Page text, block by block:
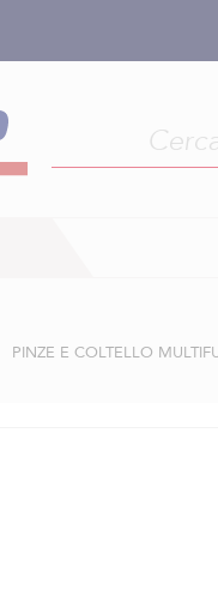
PINZE E COLTELLO